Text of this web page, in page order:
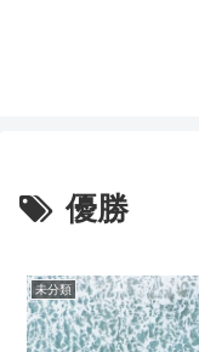
優勝
未分類